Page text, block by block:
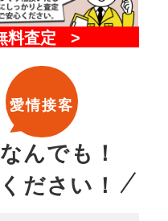
んでも！
ださい！
愛情接客